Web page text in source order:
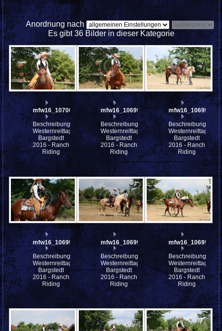
Anordnung nach
Es gibt 36 Bilder in dieser Kategorie
mfw16_107000ww
Beschreibung:
Westernreittage
Bargstedt
2016 - Ranch
Riding
mfw16_106999ww
Beschreibung:
Westernreittage
Bargstedt
2016 - Ranch
Riding
mfw16_106998ww
Beschreibung:
Westernreittage
Bargstedt
2016 - Ranch
Riding
mfw16_106997ww
Beschreibung:
Westernreittage
Bargstedt
2016 - Ranch
Riding
mfw16_106996ww
Beschreibung:
Westernreittage
Bargstedt
2016 - Ranch
Riding
mfw16_106995ww
Beschreibung:
Westernreittage
Bargstedt
2016 - Ranch
Riding